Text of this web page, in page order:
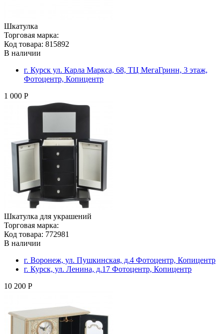
Шкатулка
Торговая марка:
Код товара: 815892
В наличии
г. Курск ул. Карла Маркса, 68, ТЦ МегаГринн, 3 этаж,
Фотоцентр, Копицентр
1 000 Р
Шкатулка для украшений
Торговая марка:
Код товара: 772981
В наличии
г. Воронеж, ул. Пушкинская, д.4 Фотоцентр, Копицентр
г. Курск, ул. Ленина, д.17 Фотоцентр, Копицентр
10 200 Р